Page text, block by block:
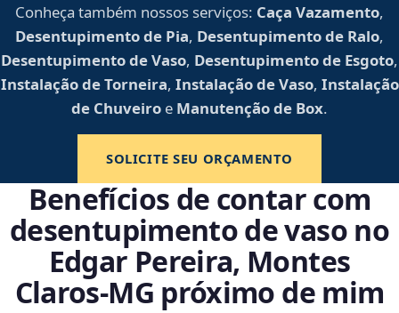
Conheça também nossos serviços: Caça Vazamento,
Desentupimento de Pia, Desentupimento de Ralo,
Desentupimento de Vaso, Desentupimento de Esgoto,
Instalação de Torneira, Instalação de Vaso, Instalação
de Chuveiro e Manutenção de Box.
SOLICITE SEU ORÇAMENTO
Benefícios de contar com
desentupimento de vaso no
Edgar Pereira, Montes
Claros‑MG próximo de mim